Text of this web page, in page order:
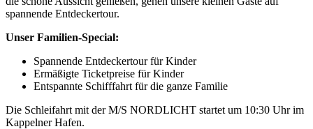
spannende Entdeckertour.
Unser Familien-Special:
Spannende Entdeckertour für Kinder
Ermäßigte Ticketpreise für Kinder
Entspannte Schifffahrt für die ganze Familie
Die Schleifahrt mit der M/S NORDLICHT startet um 10:30 Uhr im
Kappelner Hafen.